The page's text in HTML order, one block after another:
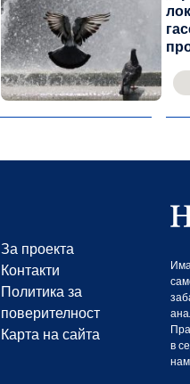
За проекта
Контакти
Политика за
поверителност
Карта на сайта
в